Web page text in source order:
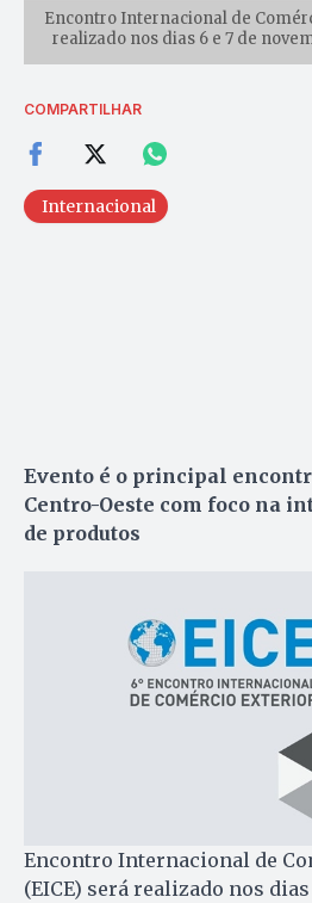
Encontro Internacional de
realizado nos dias 6 e 7 de
COMPARTILHAR
Internacional
Evento é o principal
Centro-Oeste com foco na
de produtos
Encontro Internacional de
(EICE) será realizado nos